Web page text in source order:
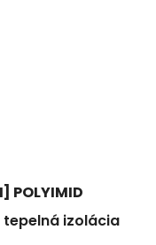
POLYIMID
izolácia